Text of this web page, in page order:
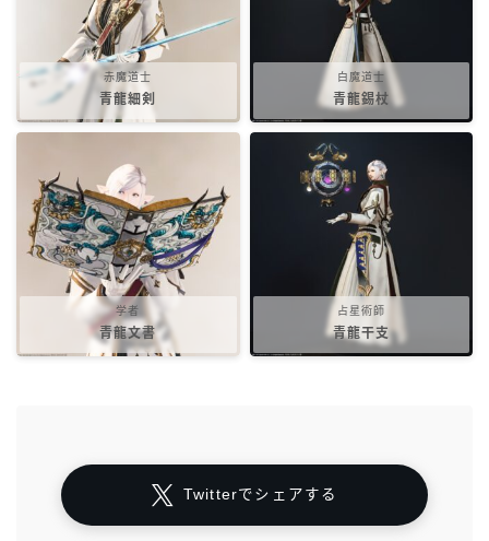
赤魔道士
青龍細剣
白魔道士
青龍錫杖
学者
青龍文書
占星術師
青龍干支
Twitterでシェアする